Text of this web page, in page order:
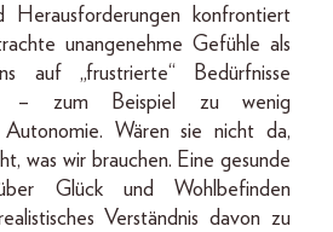
Herausforderungen konfrontiert
unangenehme Gefühle als
auf „frustrierte“ Bedürfnisse
– zum Beispiel zu wenig
Wären sie nicht da,
was wir brauchen. Eine gesunde
Glück und Wohlbefinden
Verständnis davon zu